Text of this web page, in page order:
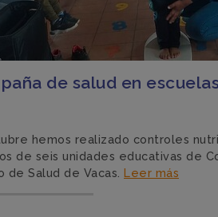
de salud en
hemos realizado controles
de seis unidades educativas de
de Salud de Vacas. Leer más